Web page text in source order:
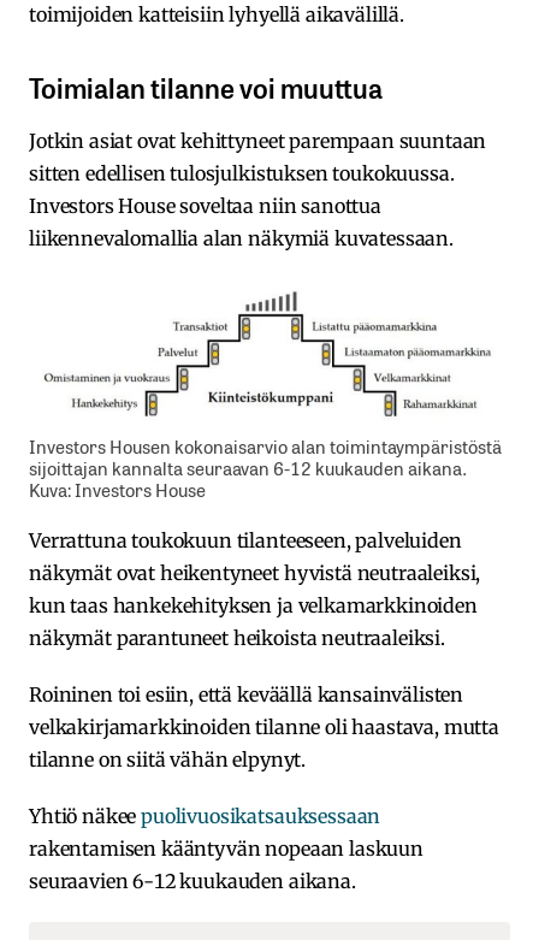
toimijoiden katteisiin lyhyellä aikavälillä.
Toimialan tilanne voi muuttua
Jotkin asiat ovat kehittyneet parempaan suuntaan
sitten edellisen tulosjulkistuksen toukokuussa.
Investors House soveltaa niin sanottua
liikennevalomallia alan näkymiä kuvatessaan.
Investors Housen kokonaisarvio alan toimintaympäristöstä
sijoittajan kannalta seuraavan 6-12 kuukauden aikana.
Kuva: Investors House
Verrattuna toukokuun tilanteeseen, palveluiden
näkymät ovat heikentyneet hyvistä neutraaleiksi,
kun taas hankekehityksen ja velkamarkkinoiden
näkymät parantuneet heikoista neutraaleiksi.
Roininen toi esiin, että keväällä kansainvälisten
velkakirjamarkkinoiden tilanne oli haastava, mutta
tilanne on siitä vähän elpynyt.
Yhtiö näkeepuolivuosikatsauksessaan
rakentamisen kääntyvän nopeaan laskuun
seuraavien 6-12 kuukauden aikana.